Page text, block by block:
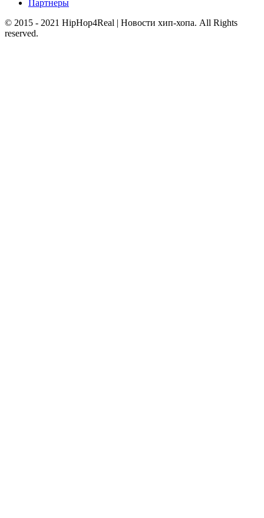
Партнеры
© 2015 - 2021 HipHop4Real | Новости хип-хопа. All Rights
reserved.